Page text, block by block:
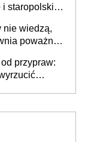
i staropolskie.
nie wiedzą,
poważną
przypraw: